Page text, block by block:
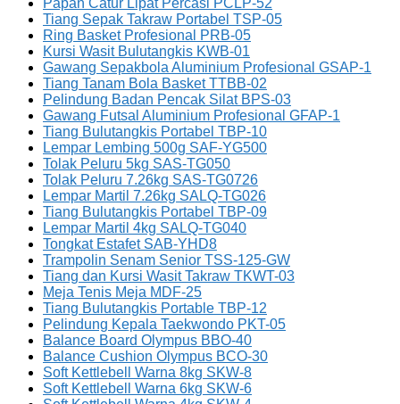
Papan Catur Lipat Percasi PCLP-52
Tiang Sepak Takraw Portabel TSP-05
Ring Basket Profesional PRB-05
Kursi Wasit Bulutangkis KWB-01
Gawang Sepakbola Aluminium Profesional GSAP-1
Tiang Tanam Bola Basket TTBB-02
Pelindung Badan Pencak Silat BPS-03
Gawang Futsal Aluminium Profesional GFAP-1
Tiang Bulutangkis Portabel TBP-10
Lempar Lembing 500g SAF-YG500
Tolak Peluru 5kg SAS-TG050
Tolak Peluru 7.26kg SAS-TG0726
Lempar Martil 7.26kg SALQ-TG026
Tiang Bulutangkis Portabel TBP-09
Lempar Martil 4kg SALQ-TG040
Tongkat Estafet SAB-YHD8
Trampolin Senam Senior TSS-125-GW
Tiang dan Kursi Wasit Takraw TKWT-03
Meja Tenis Meja MDF-25
Tiang Bulutangkis Portable TBP-12
Pelindung Kepala Taekwondo PKT-05
Balance Board Olympus BBO-40
Balance Cushion Olympus BCO-30
Soft Kettlebell Warna 8kg SKW-8
Soft Kettlebell Warna 6kg SKW-6